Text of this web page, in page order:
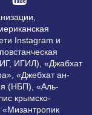
Instagram и
ИГИЛ), «Джабхат
«Джебхат ан-
(НБП), «Аль-
крымско-
«Мизантропик